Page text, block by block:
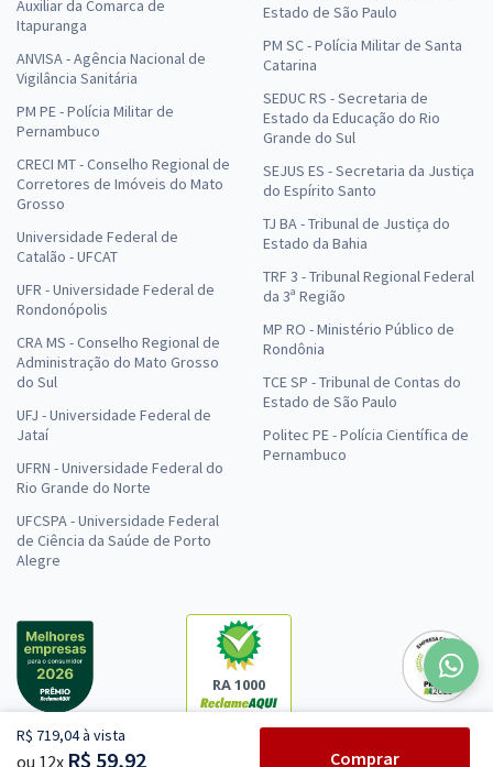
R$ 719,04 à vista
ou 12x R$ 59,92 Comprar
Auxiliar da Comarca de
Itapuranga
ANVISA - Agência Nacional de
Vigilância Sanitária
PM PE - Polícia Militar de
Pernambuco
CRECI MT - Conselho Regional de
Corretores de Imóveis do Mato
Grosso
Universidade Federal de
Catalão - UFCAT
UFR - Universidade Federal de
Rondonópolis
CRA MS - Conselho Regional de
Administração do Mato Grosso
do Sul
UFJ - Universidade Federal de
Jataí
UFRN - Universidade Federal do
Rio Grande do Norte
UFCSPA - Universidade Federal
de Ciência da Saúde de Porto
Alegre
Estado de São Paulo
PM SC - Polícia Militar de Santa
Catarina
SEDUC RS - Secretaria de
Estado da Educação do Rio
Grande do Sul
SEJUS ES - Secretaria da Justiça
do Espírito Santo
TJ BA - Tribunal de Justiça do
Estado da Bahia
TRF 3 - Tribunal Regional Federal
da 3ª Região
MP RO - Ministério Público de
Rondônia
TCE SP - Tribunal de Contas do
Estado de São Paulo
Politec PE - Polícia Científica de
Pernambuco
RA 1000